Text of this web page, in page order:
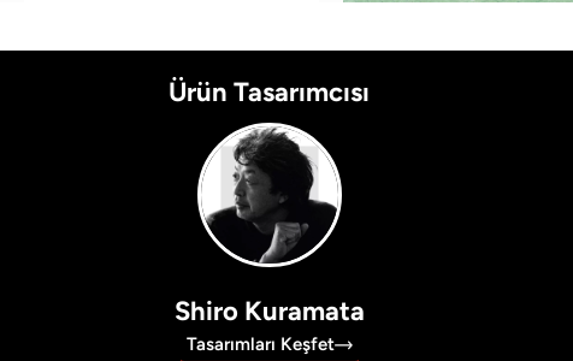
Ürün Tasarımcısı
Shiro Kuramata
Tasarımları Keşfet